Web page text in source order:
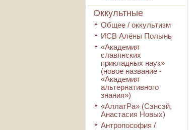
Оккультные
Общее / оккультизм
ИСВ Алёны Полынь
«Академия
славянских
прикладных наук»
(новое название -
«Академия
альтернативного
знания»)
«АллатРа» (Сэнсэй,
Анастасия Новых)
Антропософия /